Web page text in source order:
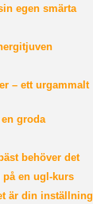
egen smärta
– ett urgammalt
groda
behöver det
en ugl-kurs
är din inställning